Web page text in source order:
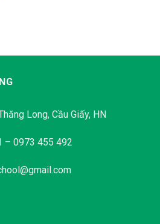
Long, Cầu Giấy, HN
– 0973 455 492